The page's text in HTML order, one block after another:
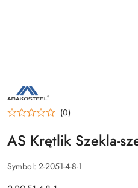
NAZWA
PRODUCENTA:
AS
(0)
AS Krętlik Szekla-
Symbol: 2-2051-4-8-1